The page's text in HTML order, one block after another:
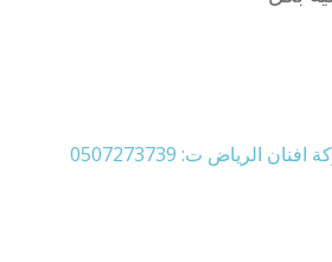
الرياض ت: 0507273739